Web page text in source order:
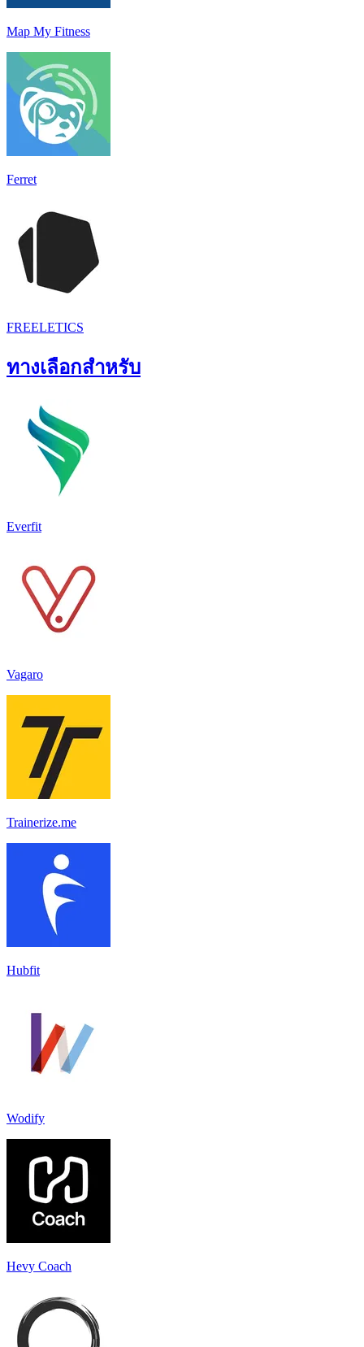
Map My Fitness
Ferret
FREELETICS
ทางเลือกสำหรับ
Everfit
Vagaro
Trainerize.me
Hubfit
Wodify
Hevy Coach